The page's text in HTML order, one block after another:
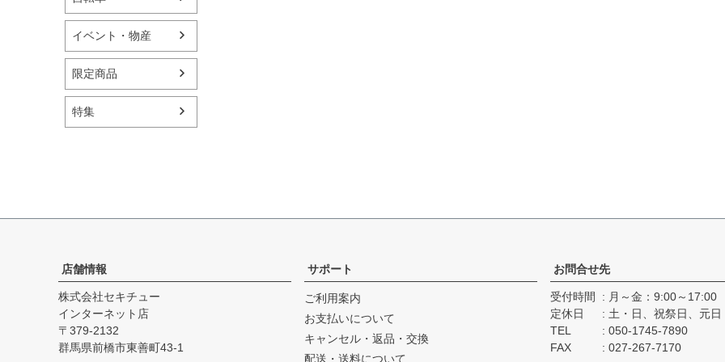
イベント・物産
限定商品
特集
店舗情報
株式会社セキチュー
インターネット店
379-2132
群馬県前橋市東善町43-1
サポート
ご利用案内
お支払いについて
キャンセル・返品・交換
配送・送料について
お問合せ先
受付時間
月～金：9:00～17:00
定休日
土・日、祝祭日、元日
TEL
050-1745-7890
FAX
027-267-7170